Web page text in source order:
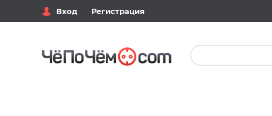
Вход Регистрация